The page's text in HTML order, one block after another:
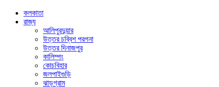
কলকাতা
রাজ্য
আলিপুরদুয়ার
উত্তর চব্বিশ পরগনা
উত্তর দিনাজপুর
কালিম্পং
কোচবিহার
জলপাইগুড়ি
ঝাড়গ্রাম